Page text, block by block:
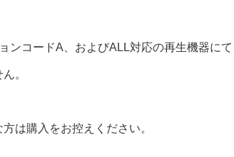
ンコードA、およびALL対応の再生機器に
。
は購入をお控えください。